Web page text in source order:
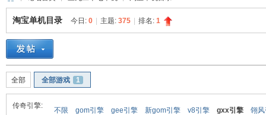
»
淘宝单机目录 今日: 0 主题: 375 排名: 1
全部 全部游戏 1
传奇引擎:
不限 gom引擎 gee引擎 新gom引擎 v8引擎 gxx引擎 翎